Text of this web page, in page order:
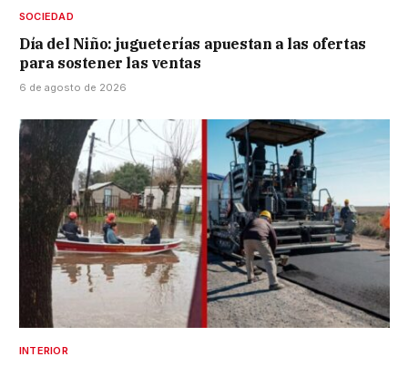
SOCIEDAD
Día del Niño: jugueterías apuestan a las ofertas
para sostener las ventas
6 de agosto de 2026
INTERIOR